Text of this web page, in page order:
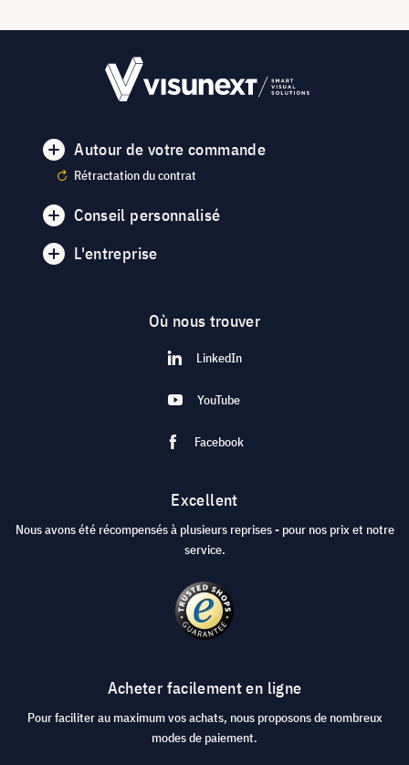
Autour de votre commande
Rétractation du contrat
Conseil personnalisé
L'entreprise
Où nous trouver
LinkedIn
YouTube
Facebook
Excellent
Nous avons été récompensés à plusieurs reprises - pour nos prix et notre
service.
Acheter facilement en ligne
Pour faciliter au maximum vos achats, nous proposons de nombreux
modes de paiement.